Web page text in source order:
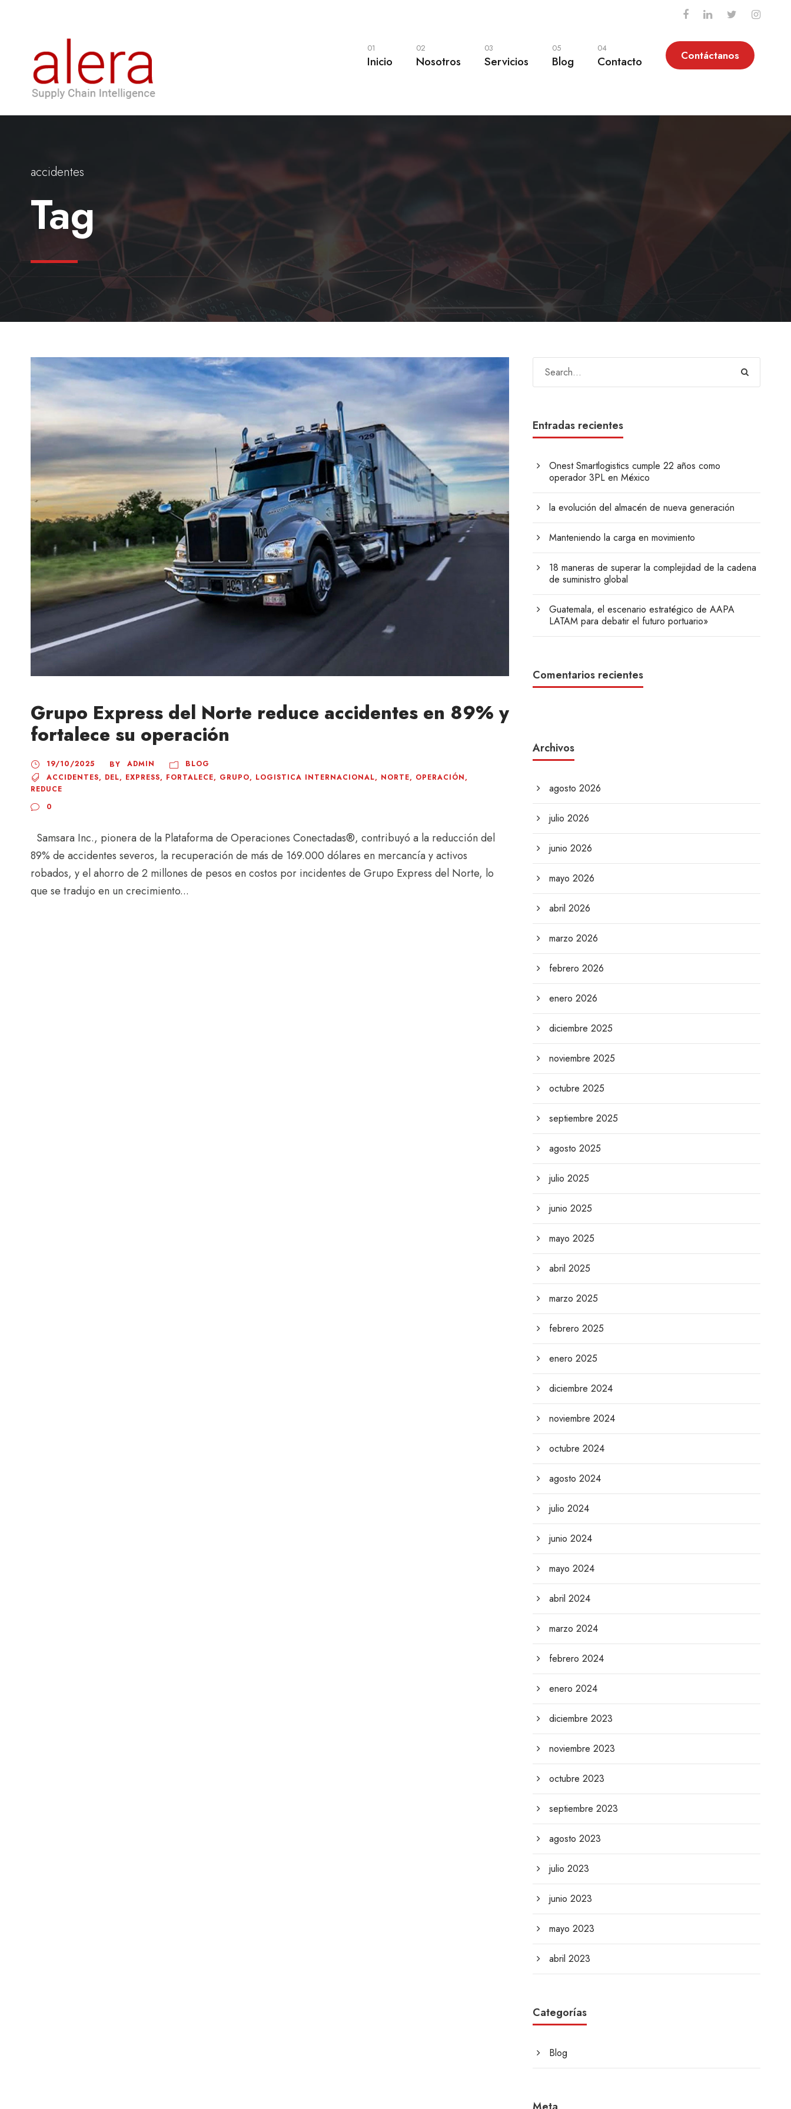
01
Inicio
02
Nosotros
03
Servicios
05
Blog
04
Contacto Contáctanos
accidentes
Tag
Grupo Express del Norte reduce accidentes en 89% y
fortalece su operación
19/10/2025 BY ADMIN
BLOG
ACCIDENTES, DEL, EXPRESS, FORTALECE, GRUPO, LOGISTICA INTERNACIONAL, NORTE, OPERACIÓN,
REDUCE
0
Samsara Inc., pionera de la Plataforma de Operaciones Conectadas®, contribuyó a la reducción del
89% de accidentes severos, la recuperación de más de 169.000 dólares en mercancía y activos
robados, y el ahorro de 2 millones de pesos en costos por incidentes de Grupo Express del Norte, lo
que se tradujo en un crecimiento...
Entradas recientes
Onest Smartlogistics cumple 22 años como
operador 3PL en México
la evolución del almacén de nueva generación
Manteniendo la carga en movimiento
18 maneras de superar la complejidad de la cadena
de suministro global
Guatemala, el escenario estratégico de AAPA
LATAM para debatir el futuro portuario»
Comentarios recientes
Archivos
agosto 2026
julio 2026
junio 2026
mayo 2026
abril 2026
marzo 2026
febrero 2026
enero 2026
diciembre 2025
noviembre 2025
octubre 2025
septiembre 2025
agosto 2025
julio 2025
junio 2025
mayo 2025
abril 2025
marzo 2025
febrero 2025
enero 2025
diciembre 2024
noviembre 2024
octubre 2024
agosto 2024
julio 2024
junio 2024
mayo 2024
abril 2024
marzo 2024
febrero 2024
enero 2024
diciembre 2023
noviembre 2023
octubre 2023
septiembre 2023
agosto 2023
julio 2023
junio 2023
mayo 2023
abril 2023
Categorías
Blog